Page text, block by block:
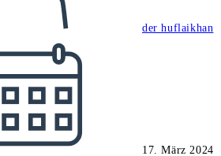
der huflaikhan
17. März 2024